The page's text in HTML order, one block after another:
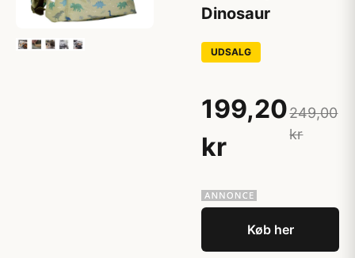
Dinosaur
UDSALG
199,20
kr
249,00
kr
Køb her